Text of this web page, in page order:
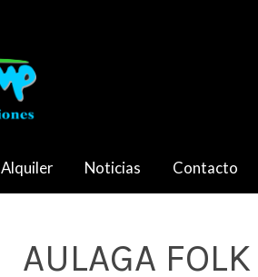
Alquiler Noticias Contacto
AULAGA FOLK